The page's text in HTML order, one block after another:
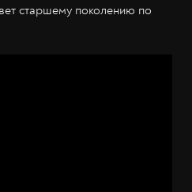
старшему поколению по